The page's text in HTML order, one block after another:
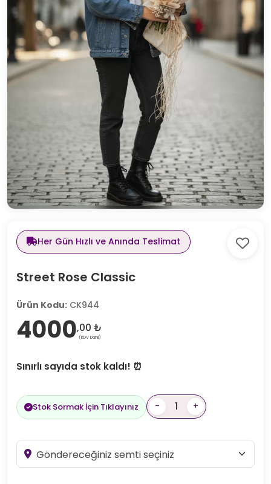
Her Gün Hızlı ve Anında Teslimat
Street Rose Classic
Ürün Kodu: CK944
4000,00 ₺
(KDV Dahil)
Sınırlı sayıda stok kaldı! ⏰
Stok Sormak İçin Tıklayınız - +